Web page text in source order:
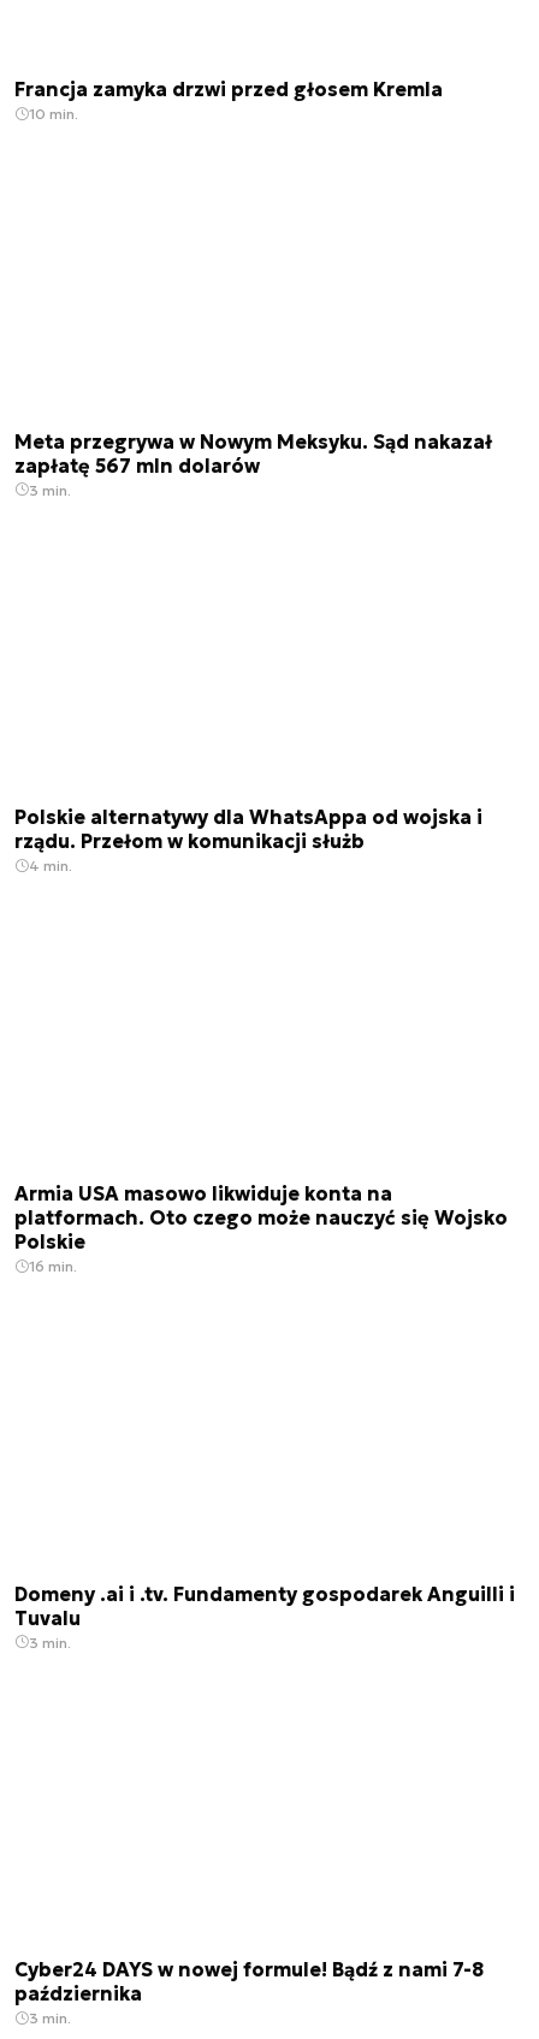
Francja zamyka drzwi przed głosem Kremla
10 min.
Meta przegrywa w Nowym Meksyku. Sąd nakazał
zapłatę 567 mln dolarów
3 min.
Polskie alternatywy dla WhatsAppa od wojska i
rządu. Przełom w komunikacji służb
4 min.
Armia USA masowo likwiduje konta na
platformach. Oto czego może nauczyć się Wojsko
Polskie
16 min.
Domeny .ai i .tv. Fundamenty gospodarek Anguilli i
Tuvalu
3 min.
Cyber24 DAYS w nowej formule! Bądź z nami 7-8
października
3 min.